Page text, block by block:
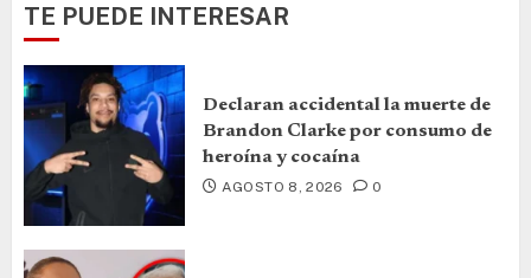
TE PUEDE INTERESAR
Declaran accidental la muerte de
Brandon Clarke por consumo de
heroína y cocaína
AGOSTO 8, 2026 0